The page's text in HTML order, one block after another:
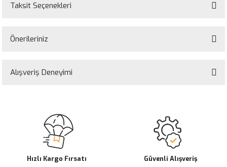
Ürün hakkında henüz soru sorulmamış.
Taksit Seçenekleri
Önerileriniz
yetersiz gördüğünüz noktaları öneri formunu kullanarak tarafımıza
Ürün resmi kalitesiz, bozuk veya görüntülenemiyor.
Ürün açıklamasında eksik bilgiler bulunuyor.
Ürün bilgilerinde hatalar bulunuyor.
Ürün fiyatı diğer sitelerden daha pahalı.
Alışveriş Deneyimi
Hızlı Kargo Fırsatı Güvenli Alışveriş